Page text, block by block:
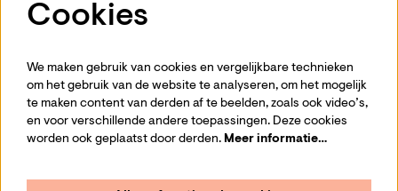
Volg ons
Cookies
We maken gebruik van cookies en vergelijkbare technieken
om het gebruik van de website te analyseren, om het mogelijk
te maken content van derden af te beelden, zoals ook video’s,
en voor verschillende andere toepassingen. Deze cookies
worden ook geplaatst door derden. Meer informatie…